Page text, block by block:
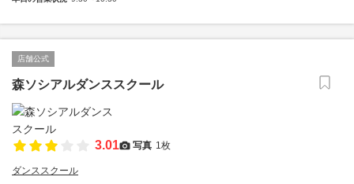
店舗公式
森ソシアルダンススクール
3.01 写真 1枚
ダンススクール